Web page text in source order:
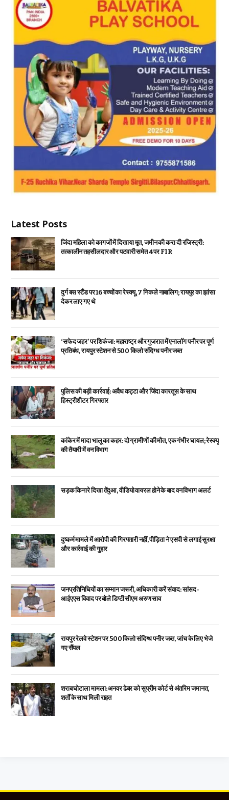
Latest Posts
जिंदा महिला को कागजों में दिखाया मृत, जमीन की करा दी रजिस्ट्री:
तत्कालीन तहसीलदार और पटवारी समेत 4 पर FIR
दुर्ग बस स्टैंड पर 16 बच्चों का रेस्क्यू, 7 निकले नाबालिग; रायपुर का झांसा
देकर लाए गए थे
‘सफेद जहर’ पर शिकंजा: महाराष्ट्र और गुजरात में एनालॉग पनीर पर पूर्ण
प्रतिबंध, रायपुर स्टेशन से 500 किलो संदिग्ध पनीर जब्त
पुलिस की बड़ी कार्रवाई: अवैध कट्टा और जिंदा कारतूस के साथ
हिस्ट्रीशीटर गिरफ्तार
कांकेर में मादा भालू का कहर: दो ग्रामीणों की मौत, एक गंभीर घायल; रेस्क्यू
की तैयारी में वन विभाग
सड़क किनारे दिखा तेंदुआ, वीडियो वायरल होने के बाद वन विभाग अलर्ट
दुष्कर्म मामले में आरोपी की गिरफ्तारी नहीं, पीड़िता ने एसपी से लगाई सुरक्षा
और कार्रवाई की गुहार
जनप्रतिनिधियों का सम्मान जरूरी, अधिकारी करें संवाद: सांसद-
आईएएस विवाद पर बोले डिप्टी सीएम अरुण साव
रायपुर रेलवे स्टेशन पर 500 किलो संदिग्ध पनीर जब्त, जांच के लिए भेजे
गए सैंपल
शराब घोटाला मामला: अनवर ढेबर को सुप्रीम कोर्ट से अंतरिम जमानत,
शर्तों के साथ मिली राहत